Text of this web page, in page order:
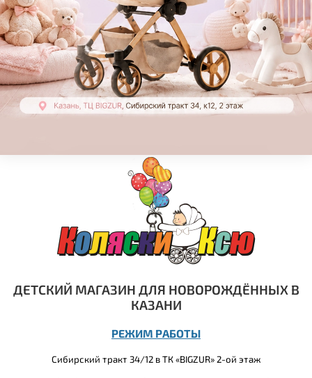
ДЕТСКИЙ МАГАЗИН ДЛЯ НОВОРОЖДЁННЫХ В
КАЗАНИ
РЕЖИМ РАБОТЫ
Сибирский тракт 34/12 в ТК «BIGZUR» 2-ой этаж